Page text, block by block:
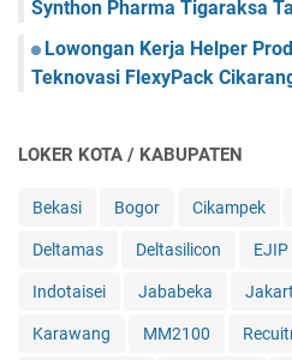
Synthon Pharma Tigaraksa
Lowongan Kerja Helper
Teknovasi FlexyPack
LOKER KOTA / KABUPATEN
Bekasi Bogor Cikampek
Deltamas Deltasilicon EJIP
Indotaisei Jababeka
Karawang MM2100